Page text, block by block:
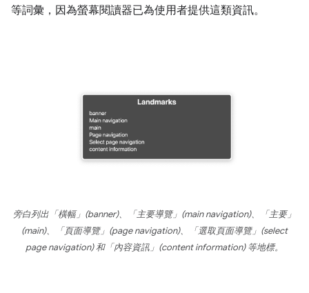
等詞彙，因為螢幕閱讀器已為使用者提供這類資訊。
旁白列出「橫幅」(banner)、「主要導覽」(main navigation)、「主要」
(main)、「頁面導覽」(page navigation)、「選取頁面導覽」(select
page navigation) 和「內容資訊」(content information) 等地標。